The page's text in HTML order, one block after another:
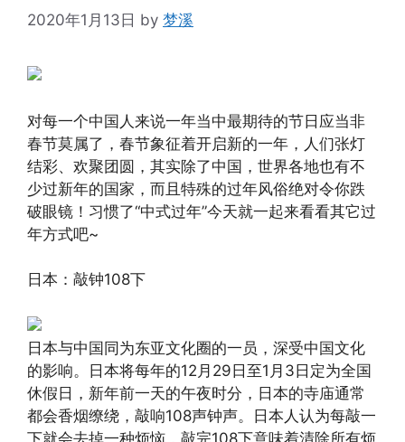
2020年1月13日 by 梦溪
对每一个中国人来说一年当中最期待的节日应当非
春节莫属了，春节象征着开启新的一年，人们张灯
结彩、欢聚团圆，其实除了中国，世界各地也有不
少过新年的国家，而且特殊的过年风俗绝对令你跌
破眼镜！习惯了“中式过年”今天就一起来看看其它过
年方式吧~
日本：敲钟108下
日本与中国同为东亚文化圈的一员，深受中国文化
的影响。日本将每年的12月29日至1月3日定为全国
休假日，新年前一天的午夜时分，日本的寺庙通常
都会香烟缭绕，敲响108声钟声。日本人认为每敲一
下就会去掉一种烦恼，敲完108下意味着清除所有烦